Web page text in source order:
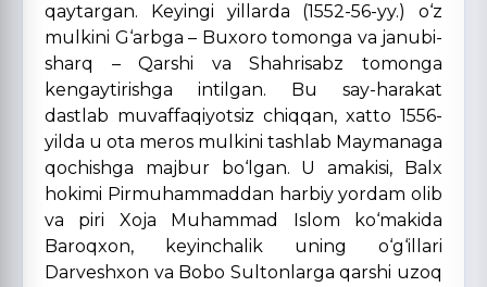
qaytargan. Keyingi yillarda (1552-56-yy.) o‘z
mulkini G‘arbga – Buxoro tomonga va janubi-
sharq – Qarshi va Shahrisabz tomonga
kengaytirishga intilgan. Bu say-harakat
dastlab muvaffaqiyotsiz chiqqan, xatto 1556-
yilda u ota meros mulkini tashlab Maymanaga
qochishga majbur bo‘lgan. U amakisi, Balx
hokimi Pirmuhammaddan harbiy yordam olib
va piri Xoja Muhammad Islom ko‘makida
Baroqxon, keyinchalik uning o‘g‘illari
Darveshxon va Bobo Sultonlarga qarshi uzoq